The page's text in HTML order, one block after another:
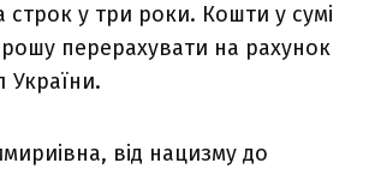
строк у три роки. Кошти у сумі
перерахувати на рахунок
України.
від нацизму до